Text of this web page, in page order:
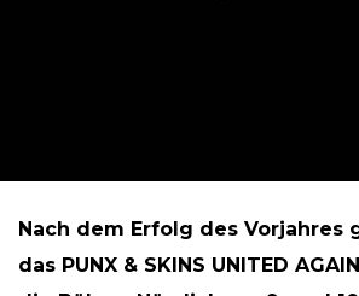
Nach dem Erfolg des Vorjahres
das PUNX & SKINS UNITED